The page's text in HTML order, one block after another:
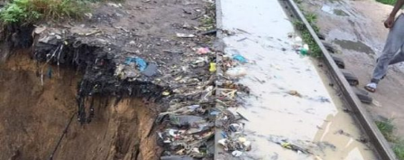
se
tiendra
en
septembre